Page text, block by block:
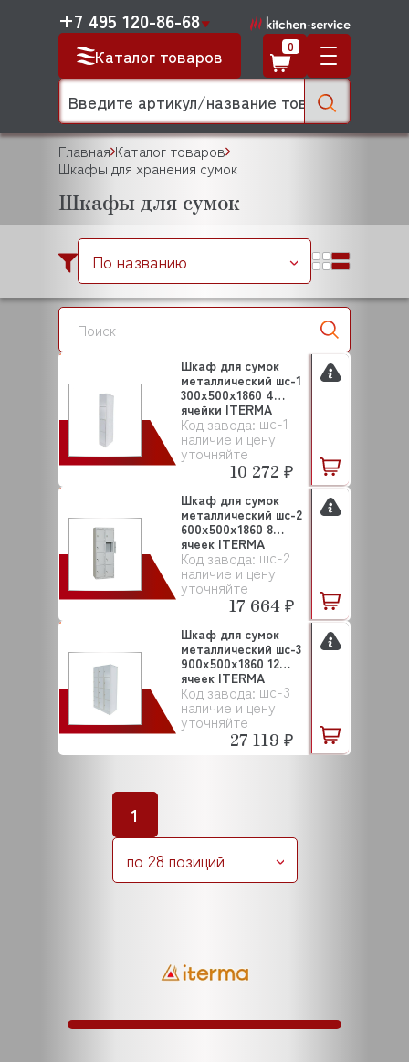
Каталог товаров
+7 495 120-86-68
0
Главная Каталог товаров
Шкафы для хранения сумок
Шкафы для сумок
По названию
Код завода: шс-1
наличие и цену
уточняйте
Шкаф для сумок
металлический шс-1
300х500х1860 4
ячейки ITERMA
10 272 ₽
Код завода: шс-2
наличие и цену
уточняйте
Шкаф для сумок
металлический шс-2
600х500х1860 8
ячеек ITERMA
17 664 ₽
Код завода: шс-3
наличие и цену
уточняйте
Шкаф для сумок
металлический шс-3
900х500х1860 12
ячеек ITERMA
27 119 ₽
1
по 28 позиций